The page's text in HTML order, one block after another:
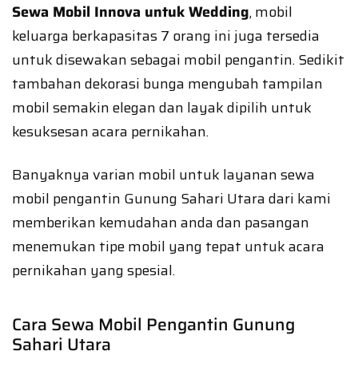
Sewa Mobil Innova untuk Wedding, mobil
keluarga berkapasitas 7 orang ini juga tersedia
untuk disewakan sebagai mobil pengantin. Sedikit
tambahan dekorasi bunga mengubah tampilan
mobil semakin elegan dan layak dipilih untuk
kesuksesan acara pernikahan.
Banyaknya varian mobil untuk layanan sewa
mobil pengantin Gunung Sahari Utara dari kami
memberikan kemudahan anda dan pasangan
menemukan tipe mobil yang tepat untuk acara
pernikahan yang spesial.
Cara Sewa Mobil Pengantin Gunung
Sahari Utara